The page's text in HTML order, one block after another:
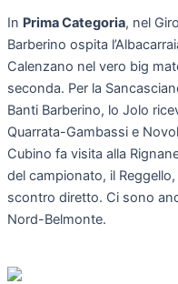
In Prima Categoria, nel
Barberino ospita
Calenzano nel vero big
seconda. Per la
Banti Barberino, lo Jolo
Quarrata-Gambassi e
Cubino fa visita alla
del campionato, il
scontro diretto. Ci sono
Nord-Belmonte.